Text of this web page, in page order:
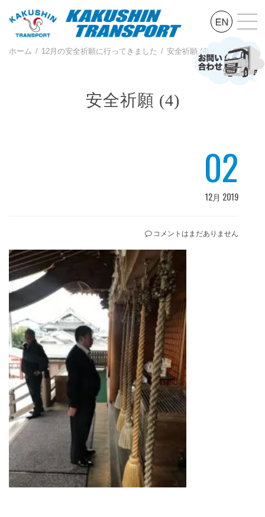
ホーム 12月の安全祈願に行ってきました 安全祈願 (4)
安全祈願 (4)
02
12月 2019
コメントはまだありません